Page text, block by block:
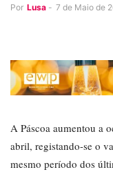
Por Lusa - 7 de Maio de
A Páscoa aumentou a
abril, registando-se o
mesmo período dos